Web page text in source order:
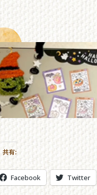
共有:
Facebook Twitter